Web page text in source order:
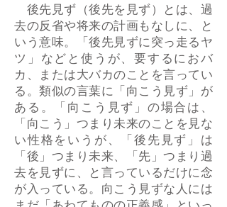
後先見ず（後先を見ず）とは、過
去の反省や将来の計画もなしに、と
いう意味。「後先見ずに突っ走るヤ
ツ」などと使うが、要するにおバ
カ、または大バカのことを言ってい
る。類似の言葉に「向こう見ず」が
ある。「向こう見ず」の場合は、
「向こう」つまり未来のことを見な
い性格をいうが、「後先見ず」は
「後」つまり未来、「先」つまり過
去を見ずに、と言っているだけに念
が入っている。向こう見ずな人には